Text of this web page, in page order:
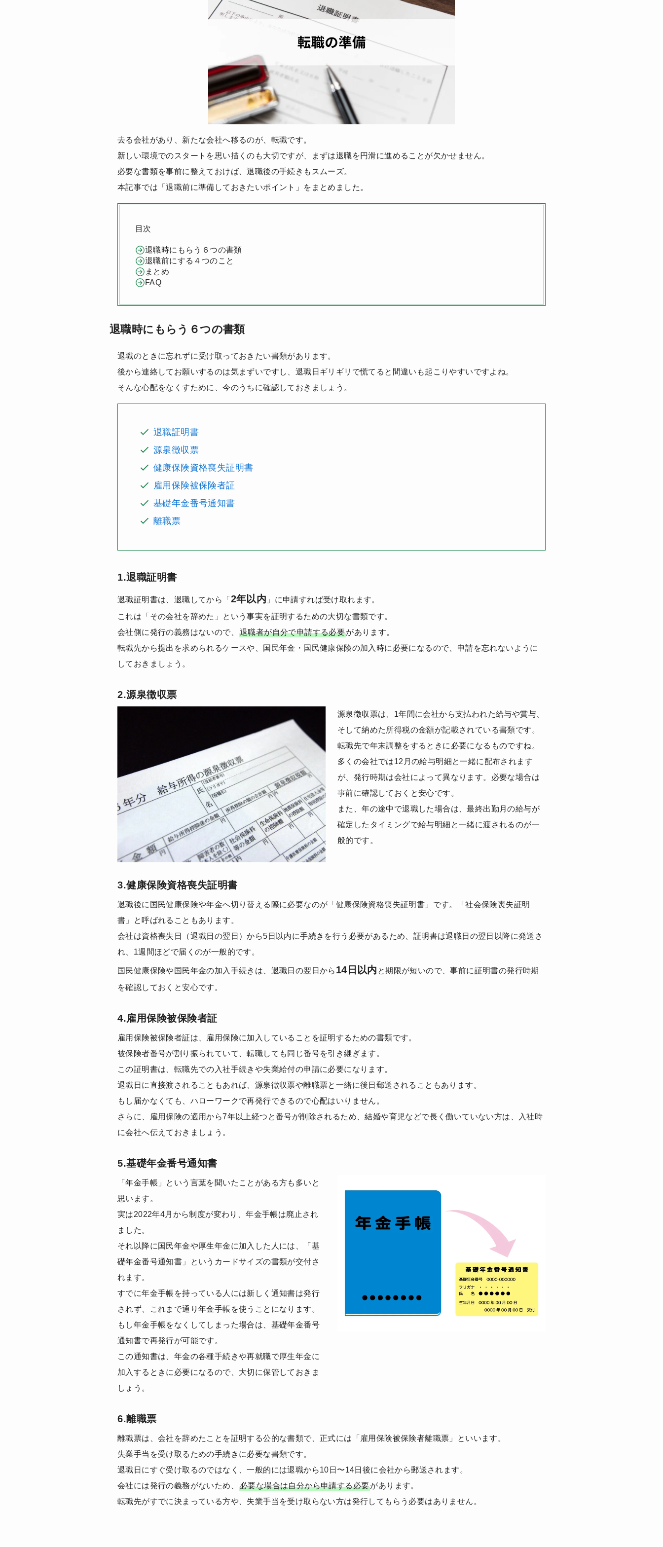
去る会社があり、新たな会社へ移るのが、転職です。
新しい環境でのスタートを思い描くのも大切ですが、まずは退職を円滑に進めることが欠かせません。
必要な書類を事前に整えておけば、退職後の手続きもスムーズ。
本記事では「退職前に準備しておきたいポイント」をまとめました。
目次
退職時にもらう６つの書類
退職前にする４つのこと
まとめ
FAQ
退職時にもらう６つの書類
退職のときに忘れずに受け取っておきたい書類があります。
後から連絡してお願いするのは気まずいですし、退職日ギリギリで慌てると間違いも起こりやすいですよね。
そんな心配をなくすために、今のうちに確認しておきましょう。
退職証明書
源泉徴収票
健康保険資格喪失証明書
雇用保険被保険者証
基礎年金番号通知書
離職票
1.退職証明書
退職証明書は、退職してから「 2年以内 」に申請すれば受け取れます。
これは「その会社を辞めた」という事実を証明するための大切な書類です。
会社側に発行の義務はないので、
退職者が自分で申請する必要があります。
転職先から提出を求められるケースや、国民年金・国民健康保険の加入時に必要になるので、申請を忘れないように
しておきましょう。
2.源泉徴収票
源泉徴収票は、1年間に会社から支払われた給与や賞与、
そして納めた所得税の金額が記載されている書類です。
転職先で年末調整をするときに必要になるものですね。
多くの会社では12月の給与明細と一緒に配布されます
が、発行時期は会社によって異なります。必要な場合は
事前に確認しておくと安心です。
また、年の途中で退職した場合は、最終出勤月の給与が
確定したタイミングで給与明細と一緒に渡されるのが一
般的です。
3.健康保険資格喪失証明書
退職後に国民健康保険や年金へ切り替える際に必要なのが「健康保険資格喪失証明書」です。「社会保険喪失証明
書」と呼ばれることもあります。
会社は資格喪失日（退職日の翌日）から5日以内に手続きを行う必要があるため、証明書は退職日の翌日以降に発送さ
れ、1週間ほどで届くのが一般的です。
国民健康保険や国民年金の加入手続きは、退職日の翌日から 14日以内 と期限が短いので、事前に証明書の発行時期
を確認しておくと安心です。
4.雇用保険被保険者証
雇用保険被保険者証は、雇用保険に加入していることを証明するための書類です。
被保険者番号が割り振られていて、転職しても同じ番号を引き継ぎます。
この証明書は、転職先での入社手続きや失業給付の申請に必要になります。
退職日に直接渡されることもあれば、源泉徴収票や離職票と一緒に後日郵送されることもあります。
もし届かなくても、ハローワークで再発行できるので心配はいりません。
さらに、雇用保険の適用から7年以上経つと番号が削除されるため、結婚や育児などで長く働いていない方は、入社時
に会社へ伝えておきましょう。
5.基礎年金番号通知書
「年金手帳」という言葉を聞いたことがある方も多いと
思います。
実は2022年4月から制度が変わり、年金手帳は廃止され
ました。
それ以降に国民年金や厚生年金に加入した人には、「基
礎年金番号通知書」というカードサイズの書類が交付さ
れます。
すでに年金手帳を持っている人には新しく通知書は発行
されず、これまで通り年金手帳を使うことになります。
もし年金手帳をなくしてしまった場合は、基礎年金番号
通知書で再発行が可能です。
この通知書は、年金の各種手続きや再就職で厚生年金に
加入するときに必要になるので、大切に保管しておきま
しょう。
6.離職票
離職票は、会社を辞めたことを証明する公的な書類で、正式には「雇用保険被保険者離職票」といいます。
失業手当を受け取るための手続きに必要な書類です。
退職日にすぐ受け取るのではなく、一般的には退職から10日〜14日後に会社から郵送されます。
会社には発行の義務がないため、
必要な場合は自分から申請する必要があります。
転職先がすでに決まっている方や、失業手当を受け取らない方は発行してもらう必要はありません。